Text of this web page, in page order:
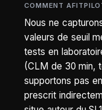
COMMENT
Nous ne
valeurs de seuil
tests en
(CLM de 30 min,
supportons pas
prescrit